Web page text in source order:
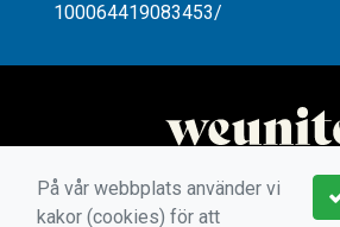
100064419083453/
På vår webbplats använder vi
kakor (cookies) för att